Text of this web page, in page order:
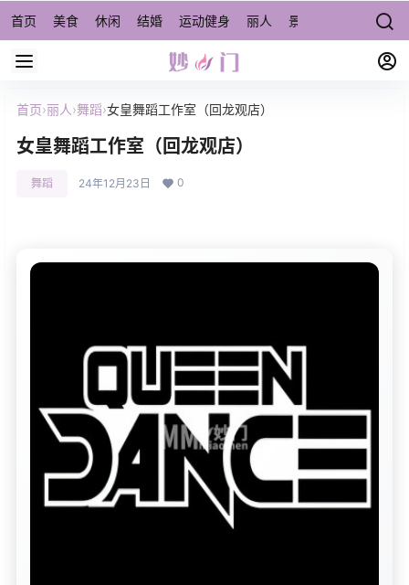
首页 美食 休闲 结婚 运动健身 丽人 景点/周边游 宠物
首页›丽人›舞蹈›女皇舞蹈工作室（回龙观店）
女皇舞蹈工作室（回龙观店）
舞蹈 24年12月23日 0